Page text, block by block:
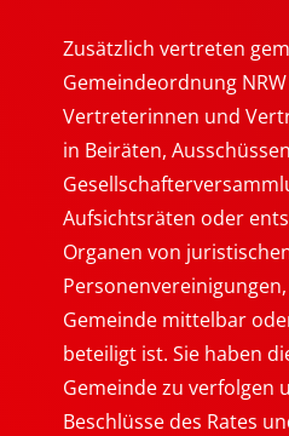
Zusätzlich vertreten
Gemeindeordnung
Vertreterinnen und
in Beiräten,
Aufsichtsräten oder
Organen von
Gemeinde mittelbar
beteiligt ist. Sie haben
Gemeinde zu verfolgen
Beschlüsse des Rates